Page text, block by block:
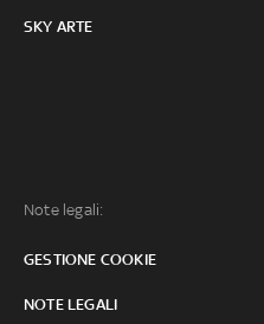
SKY ARTE
Note legali:
GESTIONE COOKIE
NOTE LEGALI